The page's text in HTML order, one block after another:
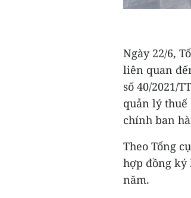
Ngày 22/6,
liên quan
số 40/2021/
quản lý
chính ban
Theo Tổng
hợp đồng ký
năm.